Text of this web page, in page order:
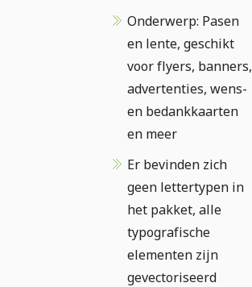
Onderwerp: Pasen
en lente, geschikt
voor flyers, banners,
advertenties, wens-
en bedankkaarten
en meer
Er bevinden zich
geen lettertypen in
het pakket, alle
typografische
elementen zijn
gevectoriseerd